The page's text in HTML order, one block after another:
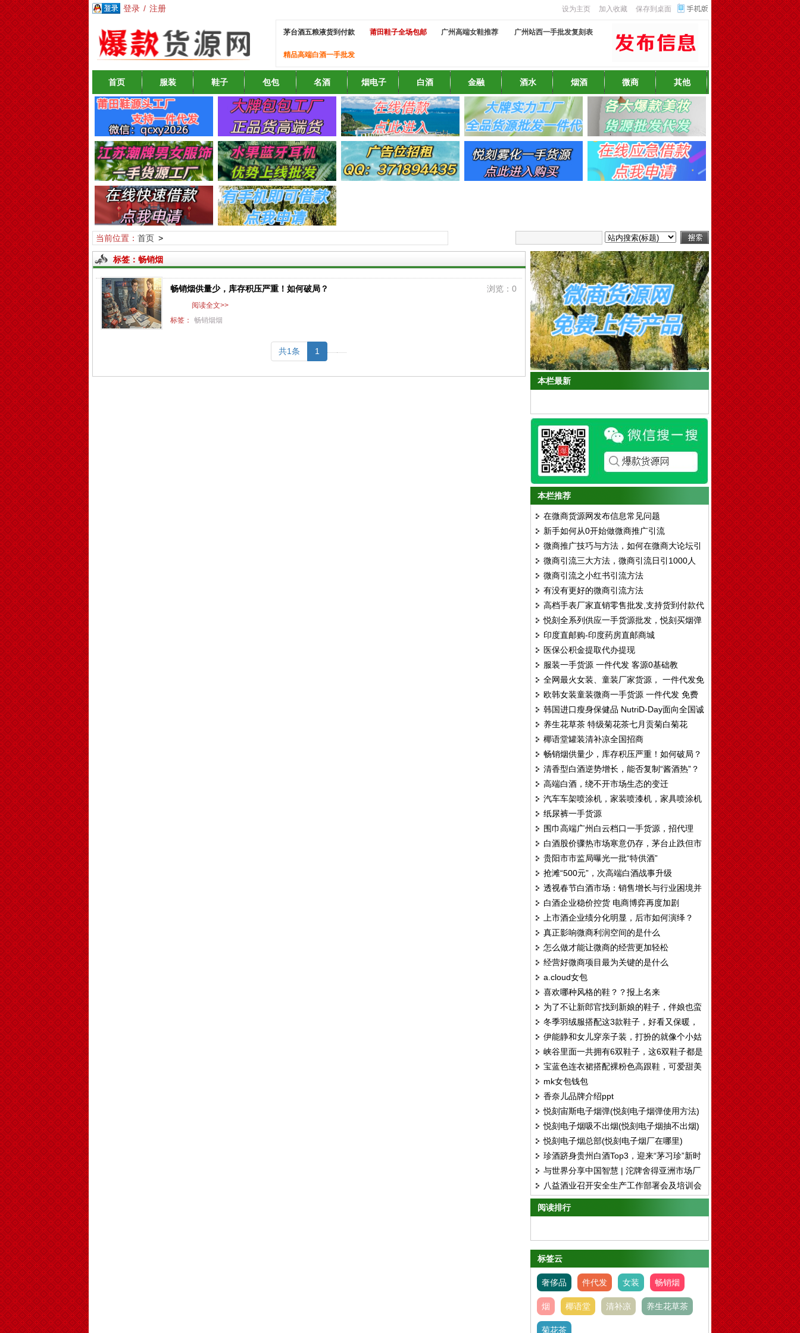
登录 / 注册 设为主页 加入收藏 保存到桌面
茅台酒五粮液货到付款 莆田鞋子全场包邮 广州高端女鞋推荐 广州站西一手批发复刻表
精品高端白酒一手批发
首页 服装 鞋子 包包 名酒 烟电子 白酒 金融 酒水 烟酒 微商 其他
当前位置： 首页>
标签：畅销烟
浏览：0
畅销烟供量少，库存积压严重！如何破局？
阅读全文>>
标签：
畅销烟烟
共1条 1
本栏最新
本栏推荐
在微商货源网发布信息常见问题
新手如何从0开始做微商推广引流
微商推广技巧与方法，如何在微商大论坛引
流
微商引流三大方法，微商引流日引1000人
微商引流之小红书引流方法
有没有更好的微商引流方法
高档手表厂家直销零售批发,支持货到付款代
发
悦刻全系列供应一手货源批发，悦刻买烟弹
送烟杆厂家拿货渠道
印度直邮购-印度药房直邮商城
医保公积金提取代办提现
服装一手货源 一件代发 客源0基础教
全网最火女装、童装厂家货源， 一件代发免
费代理
欧韩女装童装微商一手货源 一件代发 免费
代理
韩国进口瘦身保健品 NutriD-Day面向全国诚
招区域代理
养生花草茶 特级菊花茶七月贡菊白菊花
椰语堂罐装清补凉全国招商
畅销烟供量少，库存积压严重！如何破局？
清香型白酒逆势增长，能否复制“酱酒热”？
高端白酒，绕不开市场生态的变迁
汽车车架喷涂机，家装喷漆机，家具喷涂机
T328
纸尿裤一手货源
围巾高端广州白云档口一手货源，招代理
白酒股价骤热市场寒意仍存，茅台止跌但市
场观望情绪仍重
贵阳市市监局曝光一批“特供酒”
抢滩“500元”，次高端白酒战事升级
透视春节白酒市场：销售增长与行业困境并
存
白酒企业稳价控货 电商博弈再度加剧
上市酒企业绩分化明显，后市如何演绎？
真正影响微商利润空间的是什么
怎么做才能让微商的经营更加轻松
经营好微商项目最为关键的是什么
a.cloud女包
喜欢哪种风格的鞋？？报上名来
为了不让新郎官找到新娘的鞋子，伴娘也蛮
拼了。。。
冬季羽绒服搭配这3款鞋子，好看又保暖，
还能显腿长！
伊能静和女儿穿亲子装，打扮的就像个小姑
娘，脚上的鞋子真好看
峡谷里面一共拥有6双鞋子，这6双鞋子都是
各有各的好处和风格
宝蓝色连衣裙搭配裸粉色高跟鞋，可爱甜美
有气质
mk女包钱包
香奈儿品牌介绍ppt
悦刻宙斯电子烟弹(悦刻电子烟弹使用方法)
悦刻电子烟吸不出烟(悦刻电子烟抽不出烟)
悦刻电子烟总部(悦刻电子烟厂在哪里)
珍酒跻身贵州白酒Top3，迎来“茅习珍”新时
代
与世界分享中国智慧 | 沱牌舍得亚洲市场厂
商合作交流会圆满举行
八益酒业召开安全生产工作部署会及培训会
阅读排行
标签云
奢侈品 件代发 女装 畅销烟
烟 椰语堂 清补凉 养生花草茶
菊花茶